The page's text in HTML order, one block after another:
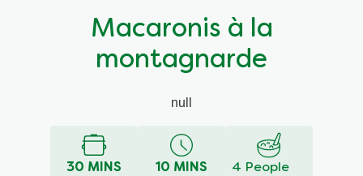
Macaronis à la
montagnarde
null
30 MINS 10 MINS
4 People